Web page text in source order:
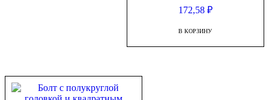
172,58 ₽
В КОРЗИНУ